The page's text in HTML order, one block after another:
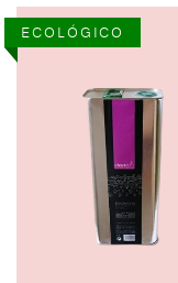
ECOLÓGICO